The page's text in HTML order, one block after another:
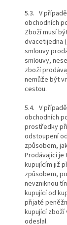
5.3. V
obchodních
Zboží musí
dvacetijedna
smlouvy
smlouvy,
zboží
nemůže být
cestou.
5.4. V
obchodních
prostředky
odstoupení
způsobem,
Prodávající
kupujícím již
způsobem,
nevzniknou
kupující od
přijaté
kupující zboží
odeslal.